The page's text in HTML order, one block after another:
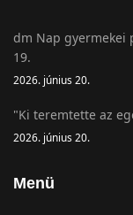
dm Nap gyermekei
19.
2026. június 20.
"Ki teremtette az
2026. június 20.
Menü